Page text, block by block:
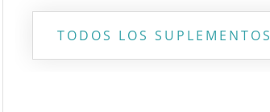
TODOS LOS SUPLEMENTOS